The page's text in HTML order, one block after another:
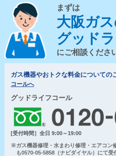
まずは
大阪ガ
グッド
にご相談くださ
ガス機器やおトクな料金についての
コールへ
グッドライフコール
[受付時間］全日 9:00～19:00
※ガス機器修理・水まわり修理・エアコン
も0570-05-5858（ナビダイヤル）にて受